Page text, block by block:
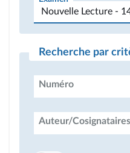
Recherche par
Numéro
Auteur/Cosignataires